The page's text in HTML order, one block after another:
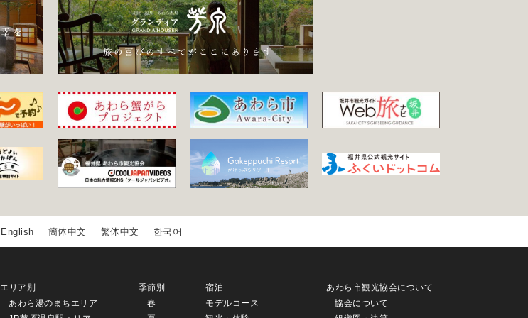
English 簡体中文 繁体中文 한국어
エリア別
あわら湯のまちエリア
季節別
春
宿泊
モデルコース
あわら市観光協会について
協会について